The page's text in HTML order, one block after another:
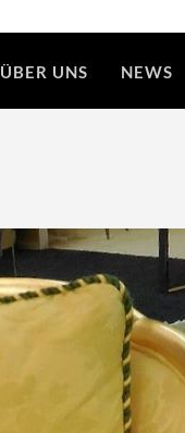
ÜBER UNS NEWS